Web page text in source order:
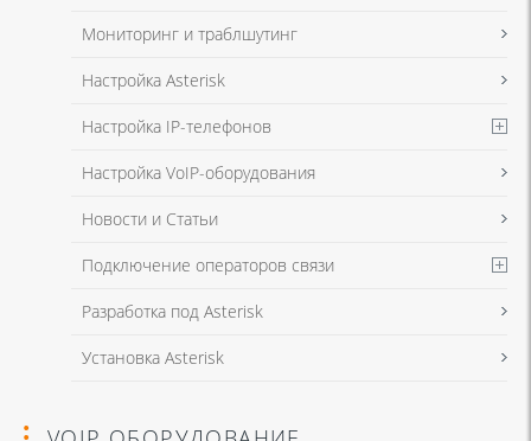
Мониторинг и траблшутинг
Настройка Asterisk
Настройка IP-телефонов
Настройка VoIP-оборудования
Новости и Статьи
Подключение операторов связи
Разработка под Asterisk
Установка Asterisk